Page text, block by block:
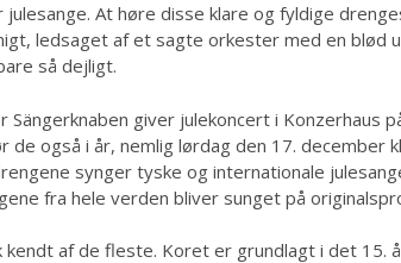
julesange. At høre disse klare og fyldige
ledsaget af et sagte orkester med en blød
så dejligt.
giver julekoncert i Konzerhaus
de også i år, nemlig lørdag den 17. december
synger tyske og internationale
fra hele verden bliver sunget på
kendt af de fleste. Koret er grundlagt i det 15.